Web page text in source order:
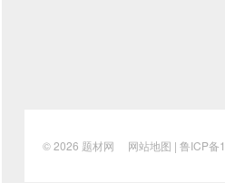
© 2026 题材网 网站地图 | 鲁ICP备